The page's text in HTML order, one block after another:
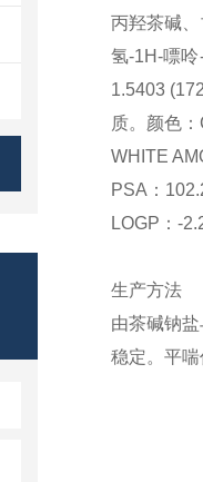
丙羟茶碱
氢-1H-嘌
1.5403
质。 颜色：
WHITE
PSA：
LOGP： -
生产方法
由茶碱钠
稳定。平